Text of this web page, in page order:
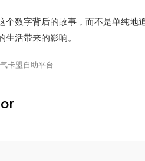
个数字背后的故事，而不是单纯
活带来的影响。
卡盟自助平台